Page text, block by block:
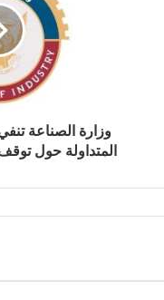
وزارة الصناعة
المتداولة حول